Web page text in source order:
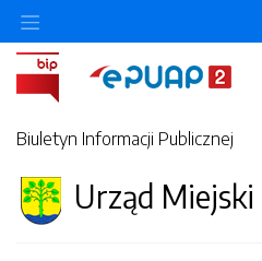
Biuletyn Informacji Publicznej
Urząd